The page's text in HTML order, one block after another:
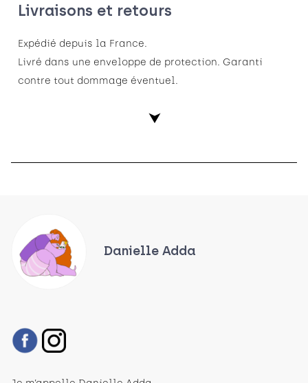
Livraisons et retours
Expédié depuis la France.
Livré dans une enveloppe de protection. Garanti
contre tout dommage éventuel.
⮟
Danielle Adda